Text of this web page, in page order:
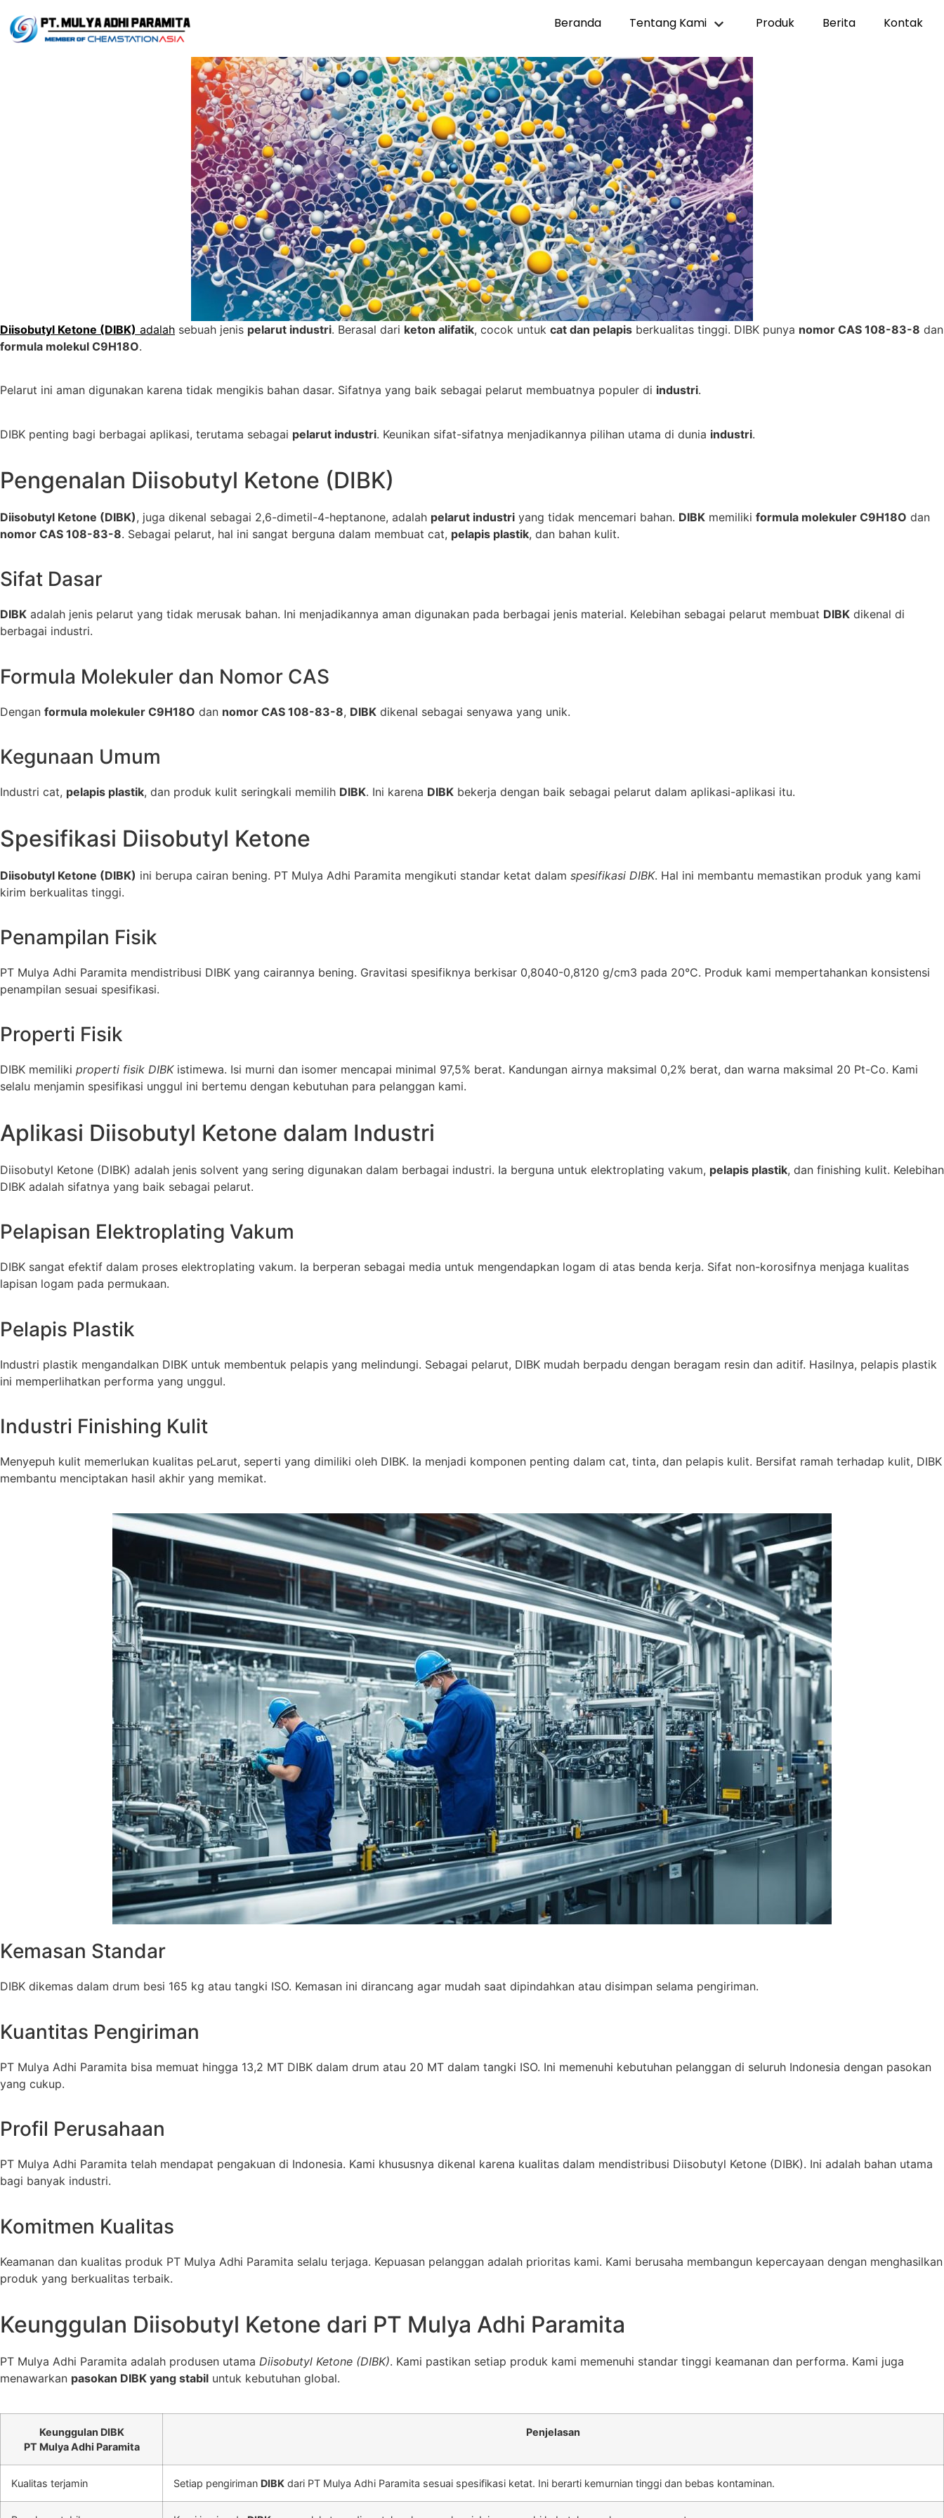
Beranda Tentang Kami Produk Berita Kontak
Diisobutyl Ketone (DIBK) adalah sebuah jenis pelarut industri. Berasal dari keton alifatik, cocok untuk cat dan pelapis berkualitas tinggi. DIBK punya nomor CAS 108-83-8 dan
formula molekul C9H18O.
Pelarut ini aman digunakan karena tidak mengikis bahan dasar. Sifatnya yang baik sebagai pelarut membuatnya populer di industri.
DIBK penting bagi berbagai aplikasi, terutama sebagai pelarut industri. Keunikan sifat-sifatnya menjadikannya pilihan utama di dunia industri.
Pengenalan Diisobutyl Ketone (DIBK)
Diisobutyl Ketone (DIBK), juga dikenal sebagai 2,6-dimetil-4-heptanone, adalah pelarut industri yang tidak mencemari bahan. DIBK memiliki formula molekuler C9H18O dan
nomor CAS 108-83-8. Sebagai pelarut, hal ini sangat berguna dalam membuat cat, pelapis plastik, dan bahan kulit.
Sifat Dasar
DIBK adalah jenis pelarut yang tidak merusak bahan. Ini menjadikannya aman digunakan pada berbagai jenis material. Kelebihan sebagai pelarut membuat DIBK dikenal di
berbagai industri.
Formula Molekuler dan Nomor CAS
Dengan formula molekuler C9H18O dan nomor CAS 108-83-8, DIBK dikenal sebagai senyawa yang unik.
Kegunaan Umum
Industri cat, pelapis plastik, dan produk kulit seringkali memilih DIBK. Ini karena DIBK bekerja dengan baik sebagai pelarut dalam aplikasi-aplikasi itu.
Spesifikasi Diisobutyl Ketone
Diisobutyl Ketone (DIBK) ini berupa cairan bening. PT Mulya Adhi Paramita mengikuti standar ketat dalam spesifikasi DIBK. Hal ini membantu memastikan produk yang kami
kirim berkualitas tinggi.
Penampilan Fisik
PT Mulya Adhi Paramita mendistribusi DIBK yang cairannya bening. Gravitasi spesifiknya berkisar 0,8040-0,8120 g/cm3 pada 20°C. Produk kami mempertahankan konsistensi
penampilan sesuai spesifikasi.
Properti Fisik
DIBK memiliki properti fisik DIBKistimewa. Isi murni dan isomer mencapai minimal 97,5% berat. Kandungan airnya maksimal 0,2% berat, dan warna maksimal 20 Pt-Co. Kami
selalu menjamin spesifikasi unggul ini bertemu dengan kebutuhan para pelanggan kami.
Aplikasi Diisobutyl Ketone dalam Industri
Diisobutyl Ketone (DIBK) adalah jenis solvent yang sering digunakan dalam berbagai industri. Ia berguna untuk elektroplating vakum, pelapis plastik, dan finishing kulit. Kelebihan
DIBK adalah sifatnya yang baik sebagai pelarut.
Pelapisan Elektroplating Vakum
DIBK sangat efektif dalam proses elektroplating vakum. Ia berperan sebagai media untuk mengendapkan logam di atas benda kerja. Sifat non-korosifnya menjaga kualitas
lapisan logam pada permukaan.
Pelapis Plastik
Industri plastik mengandalkan DIBK untuk membentuk pelapis yang melindungi. Sebagai pelarut, DIBK mudah berpadu dengan beragam resin dan aditif. Hasilnya, pelapis plastik
ini memperlihatkan performa yang unggul.
Industri Finishing Kulit
Menyepuh kulit memerlukan kualitas peLarut, seperti yang dimiliki oleh DIBK. Ia menjadi komponen penting dalam cat, tinta, dan pelapis kulit. Bersifat ramah terhadap kulit, DIBK
membantu menciptakan hasil akhir yang memikat.
Kemasan Standar
DIBK dikemas dalam drum besi 165 kg atau tangki ISO. Kemasan ini dirancang agar mudah saat dipindahkan atau disimpan selama pengiriman.
Kuantitas Pengiriman
PT Mulya Adhi Paramita bisa memuat hingga 13,2 MT DIBK dalam drum atau 20 MT dalam tangki ISO. Ini memenuhi kebutuhan pelanggan di seluruh Indonesia dengan pasokan
yang cukup.
Profil Perusahaan
PT Mulya Adhi Paramita telah mendapat pengakuan di Indonesia. Kami khususnya dikenal karena kualitas dalam mendistribusi Diisobutyl Ketone (DIBK). Ini adalah bahan utama
bagi banyak industri.
Komitmen Kualitas
Keamanan dan kualitas produk PT Mulya Adhi Paramita selalu terjaga. Kepuasan pelanggan adalah prioritas kami. Kami berusaha membangun kepercayaan dengan menghasilkan
produk yang berkualitas terbaik.
Keunggulan Diisobutyl Ketone dari PT Mulya Adhi Paramita
PT Mulya Adhi Paramita adalah produsen utama Diisobutyl Ketone (DIBK). Kami pastikan setiap produk kami memenuhi standar tinggi keamanan dan performa. Kami juga
menawarkan pasokan DIBK yang stabil untuk kebutuhan global.
Keunggulan DIBK
PT Mulya Adhi Paramita
Penjelasan
Kualitas terjamin Setiap pengiriman DIBK dari PT Mulya Adhi Paramita sesuai spesifikasi ketat. Ini berarti kemurnian tinggi dan bebas kontaminan.